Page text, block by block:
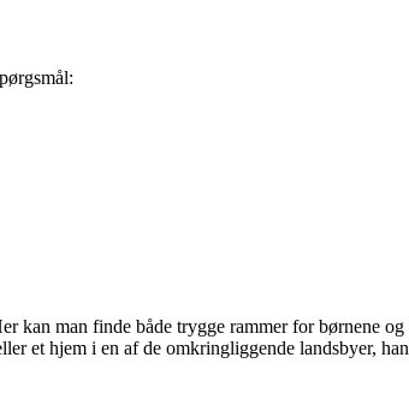
man finde både trygge rammer for børnene
hjem i en af de omkringliggende landsbyer,